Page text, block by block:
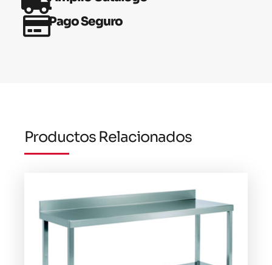
Pago Seguro
Productos Relacionados